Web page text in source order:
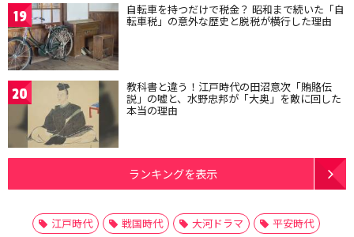
19 自転車を持つだけで税金？ 昭和まで続いた「自
転車税」の意外な歴史と脱税が横行した理由
20 教科書と違う！江戸時代の田沼意次「賄賂伝
説」の嘘と、水野忠邦が「大奥」を敵に回した
本当の理由
ランキングを表示
江戸時代 戦国時代 大河ドラマ
平安時代